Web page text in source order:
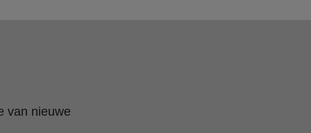
van nieuwe